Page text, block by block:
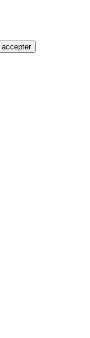
accepter